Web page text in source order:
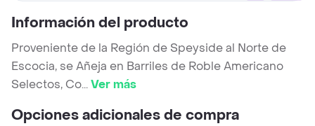
Información del producto
Proveniente de la Región de Speyside al Norte de
Escocia, se Añeja en Barriles de Roble Americano
Selectos, Co...Ver más
Opciones adicionales de compra